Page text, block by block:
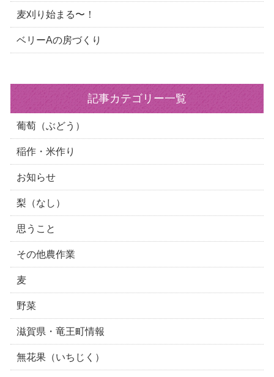
麦刈り始まる〜！
ベリーAの房づくり
記事カテゴリー一覧
葡萄（ぶどう）
稲作・米作り
お知らせ
梨（なし）
思うこと
その他農作業
麦
野菜
滋賀県・竜王町情報
無花果（いちじく）